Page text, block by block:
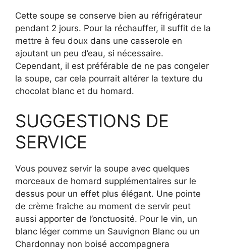
Cette soupe se conserve bien au réfrigérateur
pendant 2 jours. Pour la réchauffer, il suffit de la
mettre à feu doux dans une casserole en
ajoutant un peu d’eau, si nécessaire.
Cependant, il est préférable de ne pas congeler
la soupe, car cela pourrait altérer la texture du
chocolat blanc et du homard.
SUGGESTIONS DE
SERVICE
Vous pouvez servir la soupe avec quelques
morceaux de homard supplémentaires sur le
dessus pour un effet plus élégant. Une pointe
de crème fraîche au moment de servir peut
aussi apporter de l’onctuosité. Pour le vin, un
blanc léger comme un Sauvignon Blanc ou un
Chardonnay non boisé accompagnera